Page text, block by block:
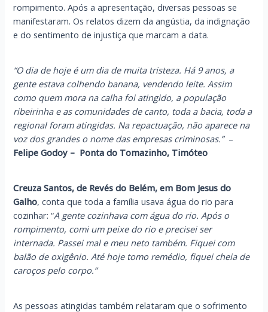
rompimento. Após a apresentação, diversas pessoas se
manifestaram. Os relatos dizem da angústia, da indignação
e do sentimento de injustiça que marcam a data.
“O dia de hoje é um dia de muita tristeza. Há 9 anos, a
gente estava colhendo banana, vendendo leite. Assim
como quem mora na calha foi atingido, a população
ribeirinha e as comunidades de canto, toda a bacia, toda a
regional foram atingidas. Na repactuação, não aparece na
voz dos grandes o nome das empresas criminosas.”–
Felipe Godoy – Ponta do Tomazinho, Timóteo
Creuza Santos, de Revés do Belém, em Bom Jesus do
Galho, conta que toda a família usava água do rio para
cozinhar: “A gente cozinhava com água do rio. Após o
rompimento, comi um peixe do rio e precisei ser
internada. Passei mal e meu neto também. Fiquei com
balão de oxigênio. Até hoje tomo remédio, fiquei cheia de
caroços pelo corpo.”
As pessoas atingidas também relataram que o sofrimento